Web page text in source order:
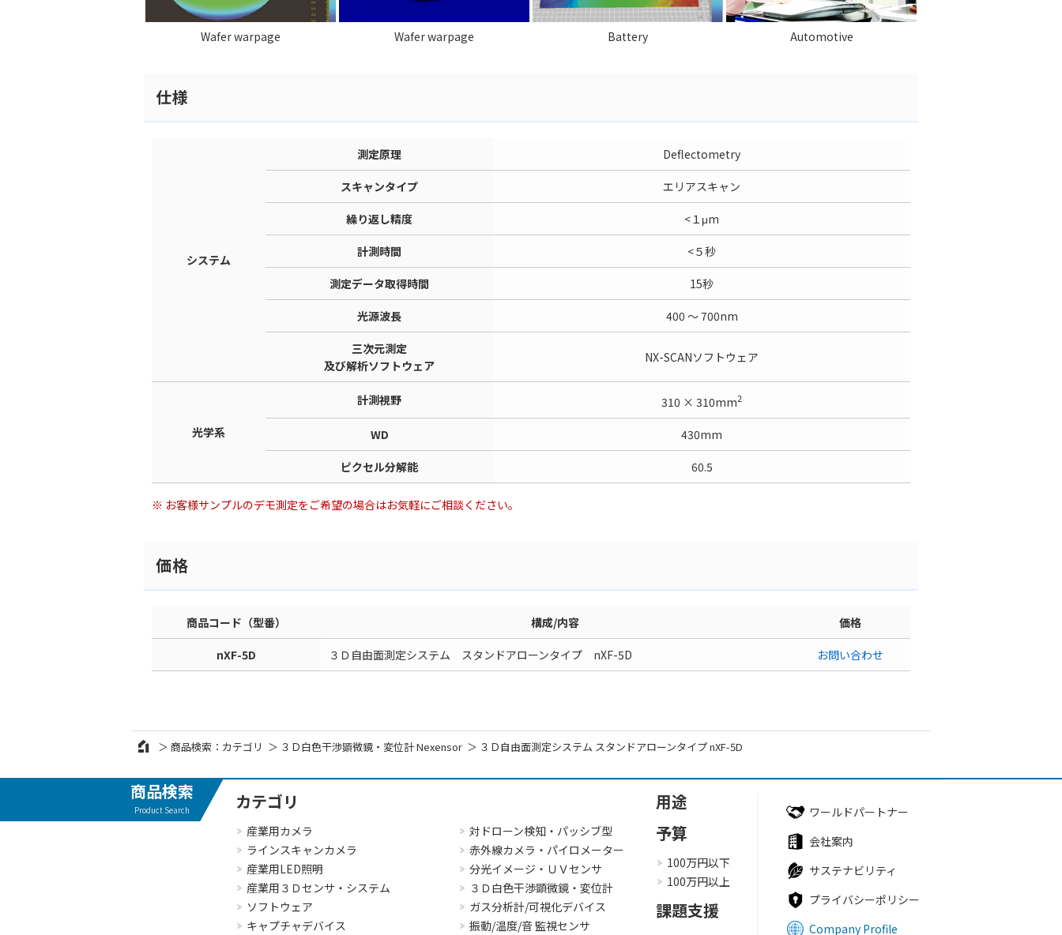
Wafer warpage Wafer warpage Battery Automotive
仕様
システム
測定原理 Deflectometry
スキャンタイプ エリアスキャン
繰り返し精度 <１μm
計測時間 <５秒
測定データ取得時間 15秒
光源波長 400 ～ 700nm
三次元測定
及び解析ソフトウェア
NX-SCANソフトウェア
光学系
計測視野 310 × 310mm2
WD 430mm
ピクセル分解能 60.5
※ お客様サンプルのデモ測定をご希望の場合はお気軽にご相談ください。
価格
商品コード（型番） 構成/内容 価格
nXF-5D ３Ｄ自由面測定システム スタンドアローンタイプ nXF-5D お問い合わせ
商品検索：カテゴリ ３Ｄ白色干渉顕微鏡・変位計 Nexensor ３Ｄ自由面測定システム スタンドアローンタイプ nXF-5D
商品検索
Product Search カテゴリ
産業用カメラ
ラインスキャンカメラ
産業用LED照明
産業用３Ｄセンサ・システム
ソフトウェア
キャプチャデバイス
対ドローン検知・パッシブ型
赤外線カメラ・パイロメーター
分光イメージ・ＵＶセンサ
３Ｄ白色干渉顕微鏡・変位計
ガス分析計/可視化デバイス
振動/温度/音 監視センサ
用途
予算
100万円以下
100万円以上
課題支援
ワールドパートナー
会社案内
サステナビリティ
プライバシーポリシー
Company Profile